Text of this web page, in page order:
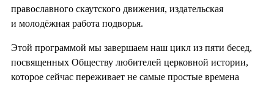
православного скаутского движения, издательская
и молодёжная работа подворья.
Этой программой мы завершаем наш цикл из пяти бесед,
посвященных Обществу любителей церковной истории,
которое сейчас переживает не самые простые времена